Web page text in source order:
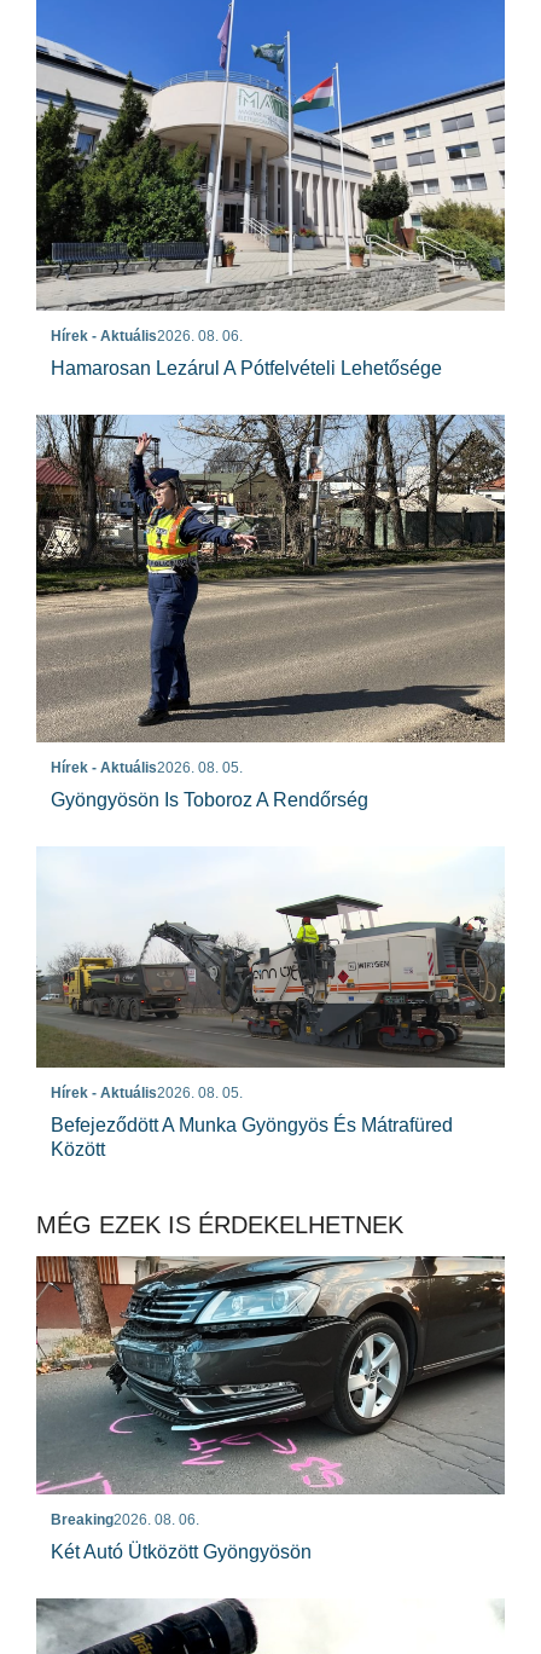
Hírek - Aktuális2026. 08. 06.
Hamarosan Lezárul A Pótfelvételi Lehetősége
Hírek - Aktuális2026. 08. 05.
Gyöngyösön Is Toboroz A Rendőrség
Hírek - Aktuális2026. 08. 05.
Befejeződött A Munka Gyöngyös És Mátrafüred
Között
MÉG EZEK IS ÉRDEKELHETNEK
Breaking2026. 08. 06.
Két Autó Ütközött Gyöngyösön